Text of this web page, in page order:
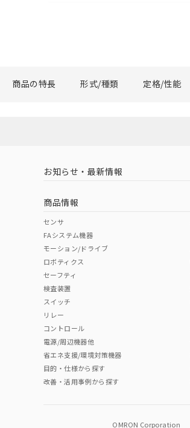
商品の特長 形式/種類 定格/性能
お知らせ・最新情報
商品情報
センサ
FAシステム機器
モーション/ドライブ
ロボティクス
セーフティ
検査装置
スイッチ
リレー
コントロール
電源/周辺機器他
省エネ支援/環境対策機器
目的・仕様から探す
改善・活用事例から探す
OMRON Corporation